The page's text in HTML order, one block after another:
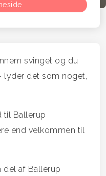
svinget og du
lyder det som noget,
til Ballerup
end velkommen til
del af Ballerup